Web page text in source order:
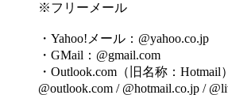
※フリーメール
・Yahoo!メール：@yahoo.co.jp
・GMail：@gmail.com
・Outlook.com（旧名称：Hotmail
@outlook.com / @hotmail.co.jp /